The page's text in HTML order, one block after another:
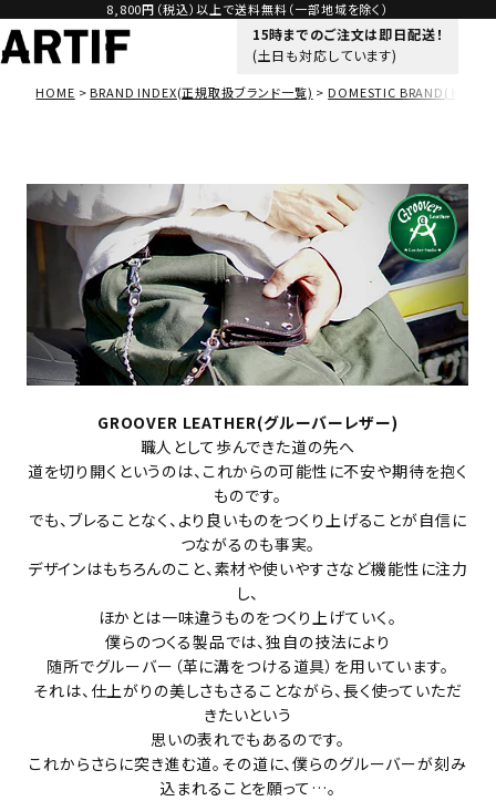
8,800円（税込）以上で送料無料（一部地域を除く）
15時までのご注文は即日配送！
(土日も対応しています)
HOME BRAND INDEX(正規取扱ブランド一覧) DOMESTIC BRAND(ドメステ
GROOVER LEATHER(グルーバーレザー)
職人として歩んできた道の先へ
道を切り開くというのは、これからの可能性に不安や期待を抱く
ものです。
でも、ブレることなく、より良いものをつくり上げることが自信に
つながるのも事実。
デザインはもちろんのこと、素材や使いやすさなど機能性に注力
し、
ほかとは一味違うものをつくり上げていく――。
僕らのつくる製品では、独自の技法により
随所でグルーバー（革に溝をつける道具）を用いています。
それは、仕上がりの美しさもさることながら、長く使っていただ
きたいという
思いの表れでもあるのです。
これからさらに突き進む道。その道に、僕らのグルーバーが刻み
込まれることを願って…。